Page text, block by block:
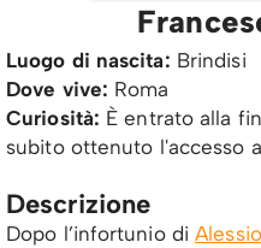
Luogo di nascita: Brindisi
Dove vive: Roma
Curiosità: È entrato alla
subito ottenuto l'accesso
Descrizione
Dopo l’infortunio diAlessio